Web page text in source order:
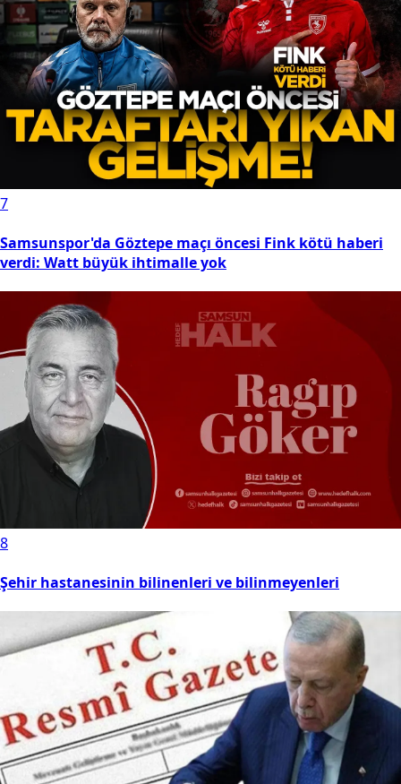
7
Samsunspor'da Göztepe maçı öncesi Fink kötü haberi
verdi: Watt büyük ihtimalle yok
8
Şehir hastanesinin bilinenleri ve bilinmeyenleri